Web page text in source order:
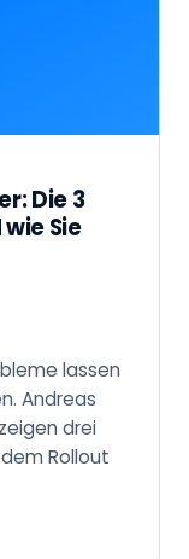
Die 3
Sie
lassen
Andreas
drei
Rollout